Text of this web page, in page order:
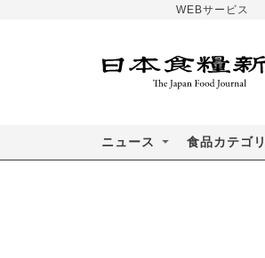
WEBサービス
ニュース 食品カテゴリ